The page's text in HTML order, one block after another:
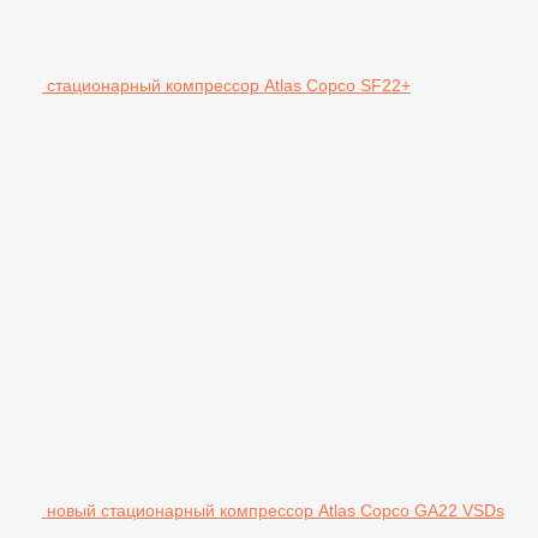
стационарный компрессор Atlas Copco SF22+
новый стационарный компрессор Atlas Copco GA22 VSDs